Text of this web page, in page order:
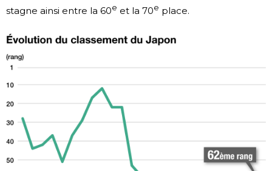
stagne ainsi entre la 60e et la 70e place.